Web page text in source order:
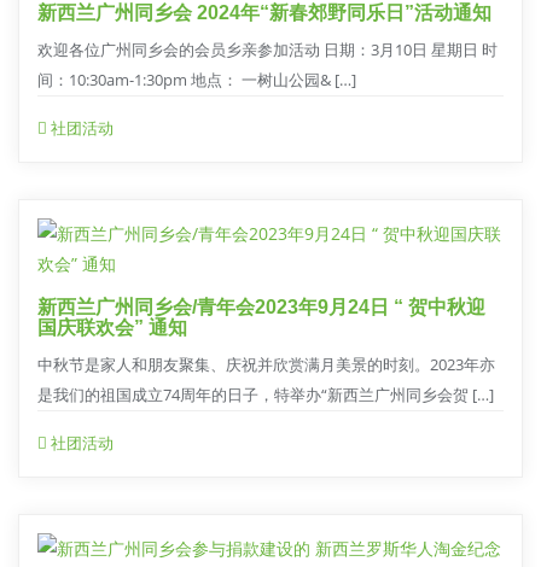
新西兰广州同乡会 2024年“新春郊野同乐日”活动通知
欢迎各位广州同乡会的会员乡亲参加活动 日期：3月10日 星期日 时
间：10:30am-1:30pm 地点： 一树山公园& […]
社团活动
新西兰广州同乡会/青年会2023年9月24日 “ 贺中秋迎
国庆联欢会” 通知
中秋节是家人和朋友聚集、庆祝并欣赏满月美景的时刻。2023年亦
是我们的祖国成立74周年的日子，特举办“新西兰广州同乡会贺 […]
社团活动